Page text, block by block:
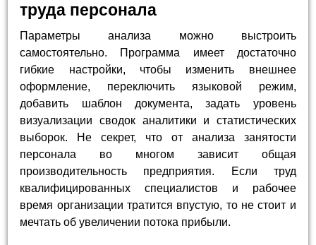
труда персонала
Параметры анализа можно выстроить
самостоятельно. Программа имеет достаточно
гибкие настройки, чтобы изменить внешнее
оформление, переключить языковой режим,
добавить шаблон документа, задать уровень
визуализации сводок аналитики и статистических
выборок. Не секрет, что от анализа занятости
персонала во многом зависит общая
производительность предприятия. Если труд
квалифицированных специалистов и рабочее
время организации тратится впустую, то не стоит и
мечтать об увеличении потока прибыли.